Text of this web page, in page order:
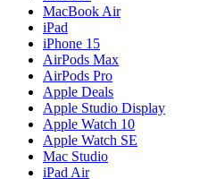
MacBook Air
iPad
iPhone 15
AirPods Max
AirPods Pro
Apple Deals
Apple Studio Display
Apple Watch 10
Apple Watch SE
Mac Studio
iPad Air